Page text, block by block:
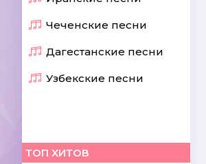
Чеченские песни
Дагестанские песни
Узбекские песни
ТОП ХИТОВ